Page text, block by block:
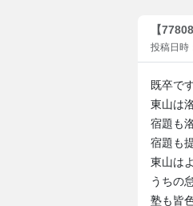
【
投稿日時
既卒で
東山は
宿題も
宿題も
東山は
うちの
塾も皆